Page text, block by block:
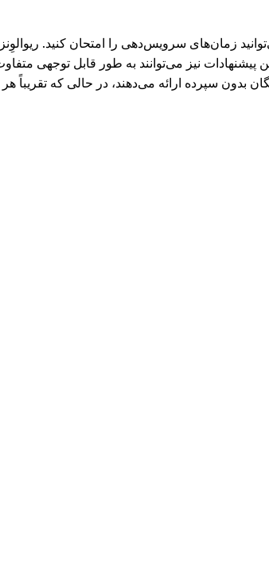
زمان‌های سرویس‌دهی را امتحان کنید.